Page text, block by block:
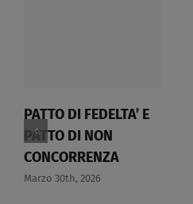
PATTO DI FEDELTA’ E
PATTO DI NON
CONCORRENZA​
Marzo 30th, 2026